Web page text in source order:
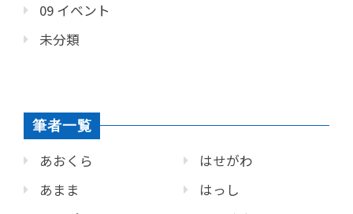
09 イベント
未分類
筆者一覧
あおくら
あまま
はせがわ
はっし